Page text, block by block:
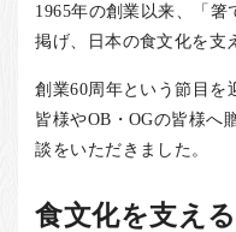
1965年の創業以来、「
掲げ、日本の食文化を支
創業60周年という節目を
皆様やOB・OGの皆様へ
談をいただきました。
食文化を支え